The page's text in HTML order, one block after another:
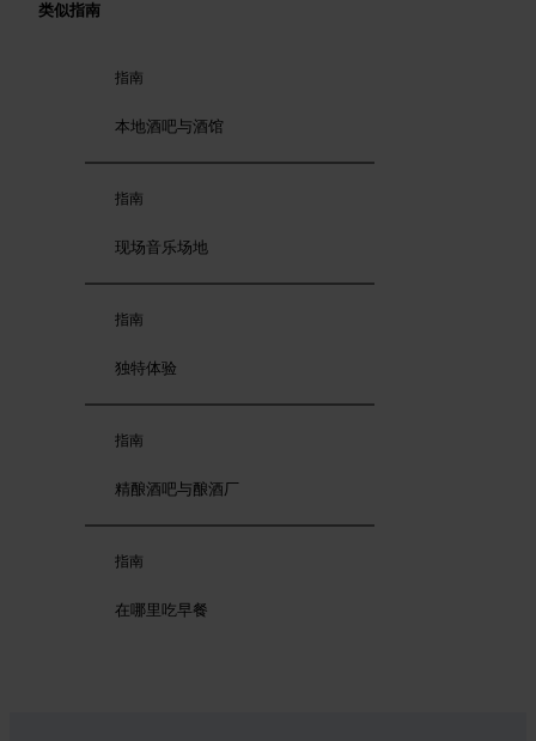
类似指南
指南
本地酒吧与酒馆
指南
现场音乐场地
指南
独特体验
指南
精酿酒吧与酿酒厂
指南
在哪里吃早餐